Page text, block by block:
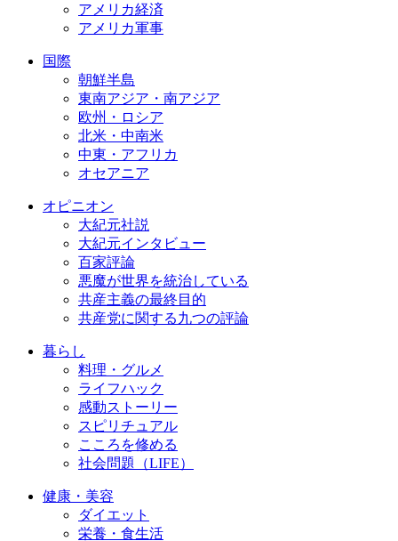
アメリカ経済
アメリカ軍事
国際
朝鮮半島
東南アジア・南アジア
欧州・ロシア
北米・中南米
中東・アフリカ
オセアニア
オピニオン
大紀元社説
大紀元インタビュー
百家評論
悪魔が世界を統治している
共産主義の最終目的
共産党に関する九つの評論
暮らし
料理・グルメ
ライフハック
感動ストーリー
スピリチュアル
こころを修める
社会問題（LIFE）
健康・美容
ダイエット
栄養・食生活